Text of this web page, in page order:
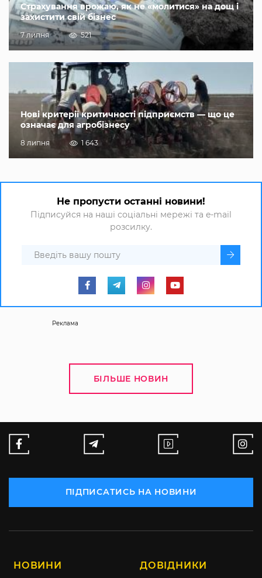
Страхування врожаю, як не «молитися» на дощ і
захистити свій бізнес
7 липня 521
Нові критерії критичності підприємств — що це
означає для агробізнесу
8 липня 1 643
Не пропусти останні новини!
Підписуйся на наші соціальні мережі та e-mail
розсилку.
Реклама
БІЛЬШЕ НОВИН
ПІДПИСАТИСЬ НА НОВИНИ
НОВИНИ ДОВІДНИКИ